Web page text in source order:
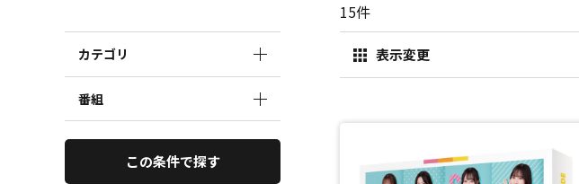
カテゴリ
番組
この条件で探す
15件
表示変更